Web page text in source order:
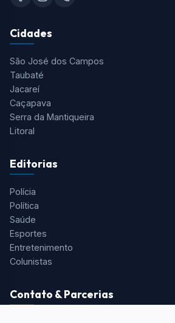
Cidades
São José dos Campos
Taubaté
Jacareí
Caçapava
Serra da Mantiqueira
Litoral
Editorias
Polícia
Política
Saúde
Esportes
Entretenimento
Colunistas
Contato & Parcerias